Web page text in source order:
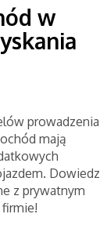
w
prowadzenia
mają
Dowiedz
z prywatnym